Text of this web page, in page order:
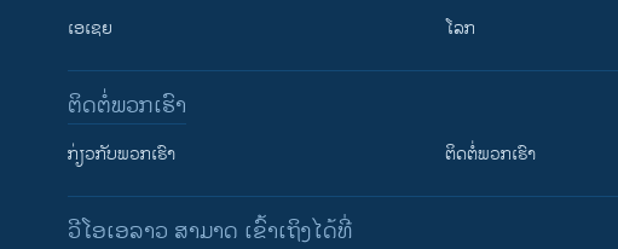
ເອເຊຍ
ໂລກ
ຕິດຕໍ່ພວກເຮົາ
ກ່ຽວກັບພວກເຮົາ ຕິດຕໍ່ພວກເຮົາ
ວີໂອເອລາວ ສາມາດ ເຂົ້າເຖິງໄດ້ທີ່